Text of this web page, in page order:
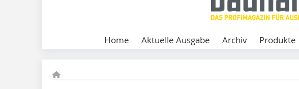
Home Aktuelle Ausgabe Archiv Produkte